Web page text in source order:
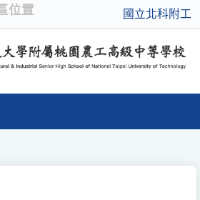
位置 國立北科附工